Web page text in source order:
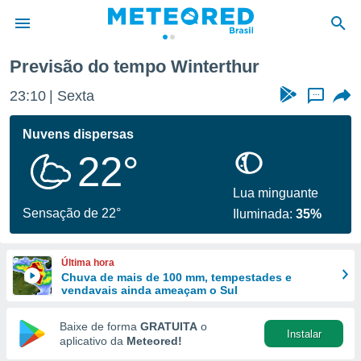
da
fornecidas
a este
das
e
forma
digital
Previsão do tempo Winterthur
23:10 Sexta ...
Nuvens dispersas
22°
Sensação de 22°
Lua minguante
Iluminada:35%
Última hora
Chuva de mais de 100 mm, tempestades e
vendavais ainda ameaçam o Sul
Baixe de forma GRATUITA o
aplicativo da Meteored!
Instalar